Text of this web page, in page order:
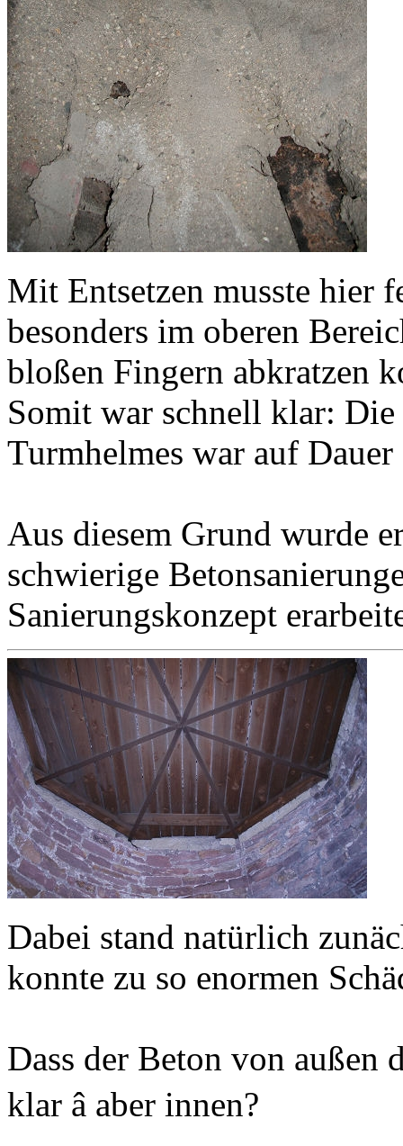
Mit Entsetzen musste hier
besonders im oberen
bloßen Fingern abkratzen
Somit war schnell klar: Die
Turmhelmes war auf Dauer
Aus diesem Grund wurde
schwierige
Sanierungskonzept
Dabei stand natürlich
konnte zu so enormen
Dass der Beton von außen
klar â aber innen?